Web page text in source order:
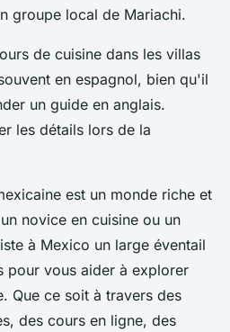
groupe local de Mariachi.
de cuisine dans les villas
en espagnol, bien qu'il
un guide en anglais.
les détails lors de la
est un monde riche et
novice en cuisine ou un
à Mexico un large éventail
pour vous aider à explorer
Que ce soit à travers des
des cours en ligne, des